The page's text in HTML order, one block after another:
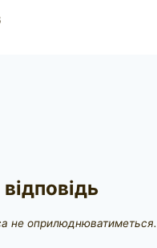
не оприлюднюватиметься.